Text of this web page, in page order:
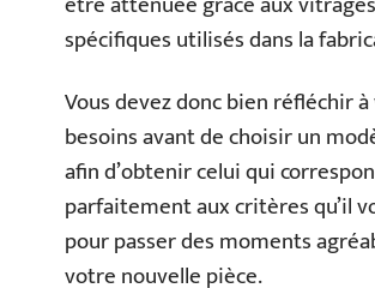
spécifiques utilisés dans la
Vous devez donc bien réfléchir à
besoins avant de choisir un
afin d’obtenir celui qui
parfaitement aux critères qu’il
pour passer des moments
votre nouvelle pièce.